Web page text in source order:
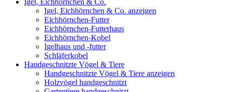
Igel, Eichhörnchen & Co.
Igel, Eichhörnchen & Co. anzeigen
Eichhörnchen-Futter
Eichhörnchen-Futterhaus
Eichhörnchen-Kobel
Igelhaus und -futter
Schläferkobel
Handgeschnitzte Vögel & Tiere
Handgeschnitzte Vögel & Tiere anzeigen
Holzvögel handgeschnitzt